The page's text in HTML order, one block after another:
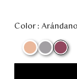
Color :